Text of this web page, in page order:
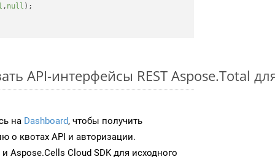
, null );
API-интерфейсы REST Aspose.Total
на Dashboard, чтобы получить
о квотах API и авторизации.
Aspose.Cells Cloud SDK для исходного